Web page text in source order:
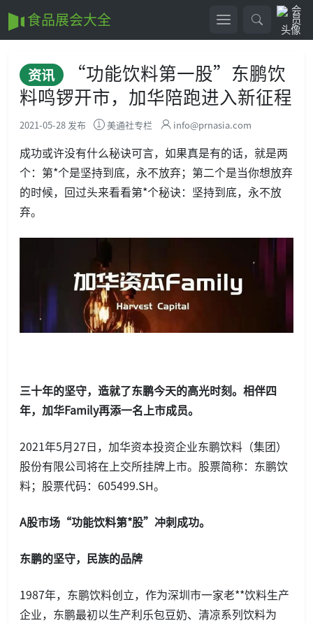
食品展会大全
资讯 “功能饮料第一股”东鹏饮
料鸣锣开市，加华陪跑进入新征程
2021-05-28 发布 美通社专栏 info@prnasia.com
成功或许没有什么秘诀可言，如果真是有的话，就是两
个：第*个是坚持到底，永不放弃；第二个是当你想放弃
的时候，回过头来看看第*个秘诀：坚持到底，永不放
弃。
三十年的坚守，造就了东鹏今天的高光时刻。 相伴四
年，加华Family再添一名上市成员。
2021年5月27日，加华资本投资企业东鹏饮料（集团）
股份有限公司将在上交所挂牌上市。股票简称：东鹏饮
料；股票代码：605499.SH。
A股市场“功能饮料第*股”冲刺成功。
东鹏的坚守，民族的品牌
1987年，东鹏饮料创立，作为深圳市一家老**饮料生产
企业，东鹏最初以生产利乐包豆奶、清凉系列饮料为